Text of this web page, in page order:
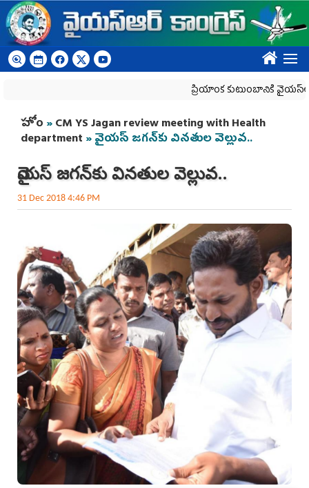
Skip to main content
????
ప్రియాంక కుటుంబానికి
You are here
హోం »CM YS Jagan review meeting with Health
department » వైయస్‌ జగన్‌కు వినతుల వెల్లువ..
వైయస్‌ జగన్‌కు వినతుల వెల్లువ..
31 Dec 2018 4:46 PM